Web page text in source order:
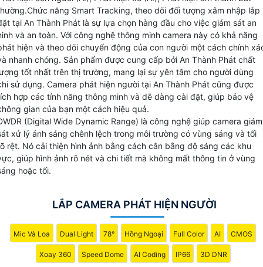
năng Smart Tracking, theo dõi đối tượng xâm nhập lắp
tại An Thành Phát là sự lựa chọn hàng đầu cho việc giám sát an
và an toàn. Với công nghệ thông minh camera này có khả năng
hiện và theo dõi chuyển động của con người một cách chính
nhanh chóng. Sản phẩm được cung cấp bởi An Thành Phát chất
tốt nhất trên thị trường, mang lại sự yên tâm cho người dùng
sử dụng. Camera phát hiện người tại An Thành Phát cũng được
hợp các tính năng thông minh và dễ dàng cài đặt, giúp bảo vệ
gian của bạn một cách hiệu quả.
(Digital Wide Dynamic Range) là công nghệ giúp camera giám
xử lý ánh sáng chênh lệch trong môi trường có vùng sáng và tối
rệt. Nó cải thiện hình ảnh bằng cách cân bằng độ sáng các khu
giúp hình ảnh rõ nét và chi tiết mà không mất thông tin ở vùng
hoặc tối.
LẮP CAMERA PHÁT HIỆN NGƯỜI
Mic Và Loa Dual Light 78° Hồng Ngoại Full Color AI CMOS
Xoay 360 Speed Dome AI Coding IP66 3D DNR